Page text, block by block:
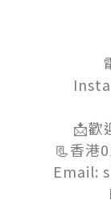
📩歡
📃香港
Email: